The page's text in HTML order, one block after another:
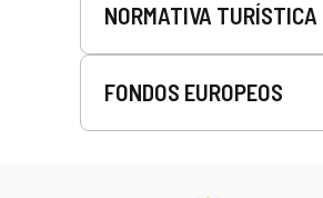
NORMATIVA TURÍSTICA
FONDOS EUROPEOS